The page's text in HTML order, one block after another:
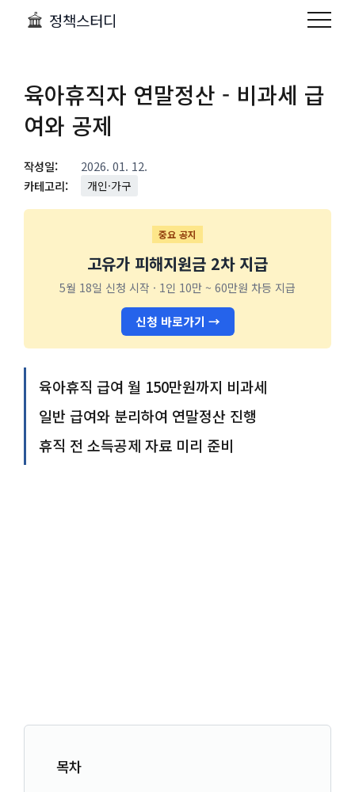
정책스터디
육아휴직자 연말정산 - 비과세 급
여와 공제
작성일:
2026. 01. 12.
카테고리:
개인·가구
중요 공지
고유가 피해지원금 2차 지급
5월 18일 신청 시작 · 1인 10만 ~ 60만원 차등 지급
신청 바로가기 →
육아휴직 급여 월 150만원까지 비과세
일반 급여와 분리하여 연말정산 진행
휴직 전 소득공제 자료 미리 준비
목차